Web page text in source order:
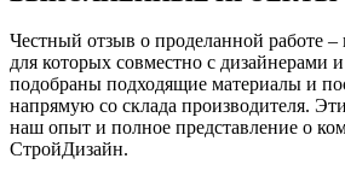
Честный отзыв о проделанной работе
для которых совместно с дизайнерами
подобраны подходящие материалы и
напрямую со склада производителя.
наш опыт и полное представление о
СтройДизайн.